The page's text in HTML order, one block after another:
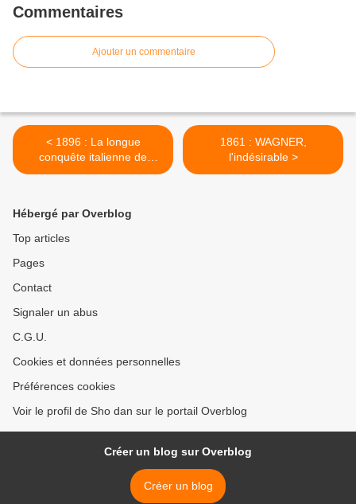
Commentaires
Ajouter un commentaire
< 1896 : La longue
conquête italienne de
l'ETHIOPIE
1861 : WAGNER,
l'indésirable >
Hébergé par Overblog
Top articles
Pages
Contact
Signaler un abus
C.G.U.
Cookies et données personnelles
Préférences cookies
Voir le profil de Sho dan sur le portail Overblog
Créer un blog sur Overblog
Créer un blog